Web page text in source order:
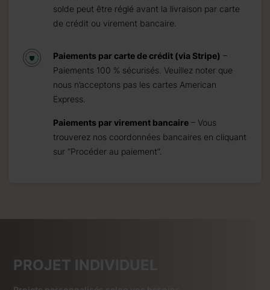
solde peut être réglé avant la livraison par carte
de crédit ou virement bancaire.
Paiements par carte de crédit (via Stripe) –
Paiements 100 % sécurisés. Veuillez noter que
nous n’acceptons pas les cartes American
Express.
Paiements par virement bancaire – Vous
trouverez nos coordonnées bancaires en cliquant
sur “Procéder au paiement”.
PROJET INDIVIDUEL